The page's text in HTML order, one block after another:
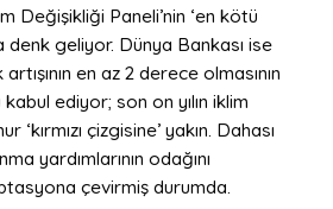
Değişikliği Paneli’nin ‘en kötü
denk geliyor. Dünya Bankası ise
en az 2 derece olmasının
kabul ediyor; son on yılın iklim
‘kırmızı çizgisine’ yakın. Dahası
yardımlarının odağını
çevirmiş durumda.